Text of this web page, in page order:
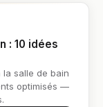
: 10 idées
salle de bain
optimisés —